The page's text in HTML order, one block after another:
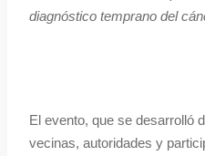
diagnóstico temprano del
El evento, que se desarrolló
vecinas, autoridades y